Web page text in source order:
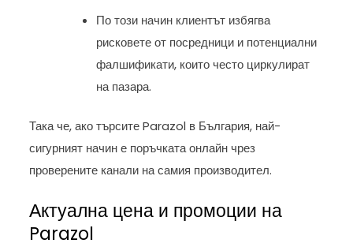
По този начин клиентът избягва
рисковете от посредници и потенциални
фалшификати, които често циркулират
на пазара.
Така че, ако търсите Parazol в България, най-
сигурният начин е поръчката онлайн чрез
проверените канали на самия производител.
Актуална цена и промоции на
Parazol